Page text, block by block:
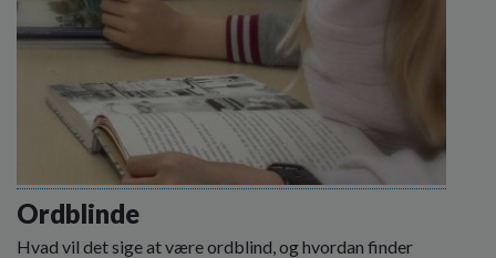
Ordblinde
Hvad vil det sige at være ordblind, og hvordan finder